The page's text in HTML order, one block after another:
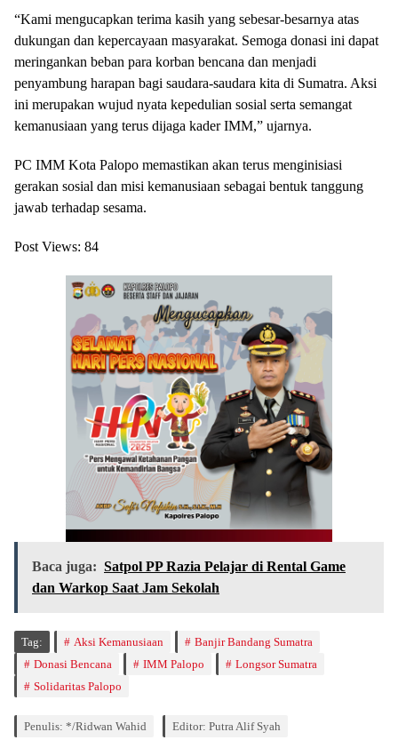
“Kami mengucapkan terima kasih yang sebesar-besarnya atas
dukungan dan kepercayaan masyarakat. Semoga donasi ini dapat
meringankan beban para korban bencana dan menjadi
penyambung harapan bagi saudara-saudara kita di Sumatra. Aksi
ini merupakan wujud nyata kepedulian sosial serta semangat
kemanusiaan yang terus dijaga kader IMM,” ujarnya.
PC IMM Kota Palopo memastikan akan terus menginisiasi
gerakan sosial dan misi kemanusiaan sebagai bentuk tanggung
jawab terhadap sesama.
Post Views: 84
Baca juga: Satpol PP Razia Pelajar di Rental Game
dan Warkop Saat Jam Sekolah
Tag: Aksi Kemanusiaan
Banjir Bandang Sumatra
Donasi Bencana
IMM Palopo
Longsor Sumatra
Solidaritas Palopo
Penulis: */Ridwan Wahid Editor: Putra Alif Syah